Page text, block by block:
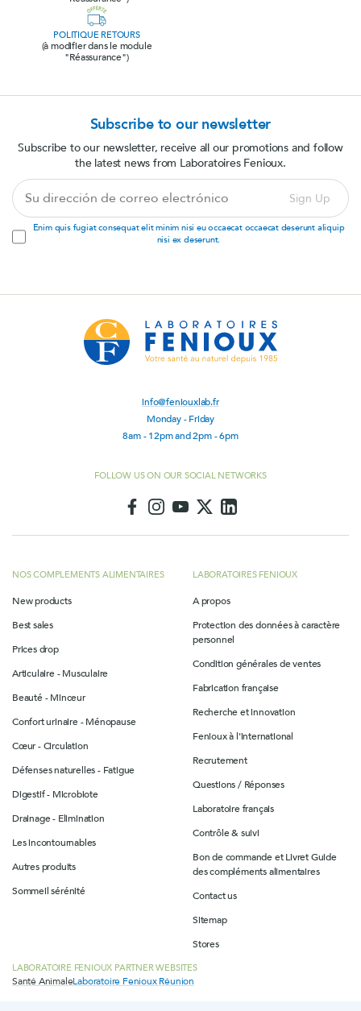
POLITIQUE RETOURS
(à modifier dans le module
"Réassurance")
info@feniouxlab.fr
Monday - Friday
8am - 12pm and 2pm - 6pm
FOLLOW US ON OUR SOCIAL NETWORKS
NOS COMPLEMENTS ALIMENTAIRES
New products
Best sales
Prices drop
Articulaire - Musculaire
Beauté - Minceur
Confort urinaire - Ménopause
Cœur - Circulation
Défenses naturelles - Fatigue
Digestif - Microbiote
Drainage - Elimination
Les incontournables
Autres produits
Sommeil sérénité
LABORATOIRES FENIOUX
A propos
Protection des données à caractère
personnel
Condition générales de ventes
Fabrication française
Recherche et innovation
Fenioux à l'international
Recrutement
Questions / Réponses
Laboratoire français
Contrôle & suivi
Bon de commande et Livret Guide
des compléments alimentaires
Contact us
Sitemap
Stores
Subscribe to our newsletter
Subscribe to our newsletter, receive all our promotions and follow
the latest news from Laboratoires Fenioux.
dirección
de
correo
Sign Up
Enim quis fugiat consequat elit minim nisi eu occaecat occaecat deserunt aliquip
nisi ex deserunt.
LABORATOIRE FENIOUX PARTNER WEBSITES
Santé AnimaleLaboratoire Fenioux Réunion